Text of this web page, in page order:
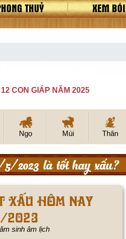
THUỶ XEM BÓI
CON GIÁP NĂM 2025
Ngọ Mùi Thân
5/2023 là tốt hay xấu?
xấu hôm nay
2023
sinh âm lịch